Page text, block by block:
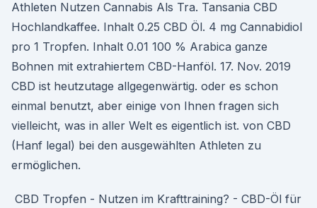
Athleten Nutzen Cannabis Als Tra. Tansania CBD
Hochlandkaffee. Inhalt 0.25 CBD Öl. 4 mg Cannabidiol
pro 1 Tropfen. Inhalt 0.01 100 % Arabica ganze
Bohnen mit extrahiertem CBD-Hanföl. 17. Nov. 2019
CBD ist heutzutage allgegenwärtig. oder es schon
einmal benutzt, aber einige von Ihnen fragen sich
vielleicht, was in aller Welt es eigentlich ist. von CBD
(Hanf legal) bei den ausgewählten Athleten zu
ermöglichen.
️ CBD Tropfen - Nutzen im Krafttraining? - CBD-Öl für